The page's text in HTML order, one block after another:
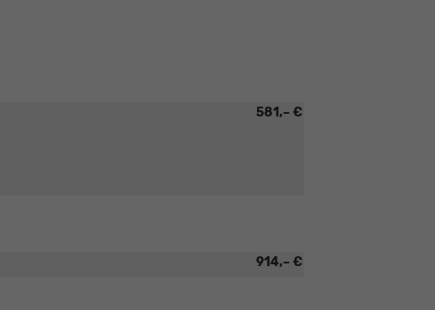
581,– €
914,– €